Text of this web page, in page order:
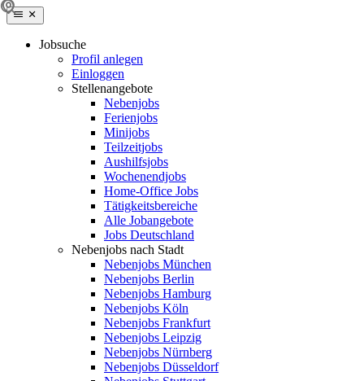
Jobsuche
Profil anlegen
Einloggen
Stellenangebote
Nebenjobs
Ferienjobs
Minijobs
Teilzeitjobs
Aushilfsjobs
Wochenendjobs
Home-Office Jobs
Tätigkeitsbereiche
Alle Jobangebote
Jobs Deutschland
Nebenjobs nach Stadt
Nebenjobs München
Nebenjobs Berlin
Nebenjobs Hamburg
Nebenjobs Köln
Nebenjobs Frankfurt
Nebenjobs Leipzig
Nebenjobs Nürnberg
Nebenjobs Düsseldorf